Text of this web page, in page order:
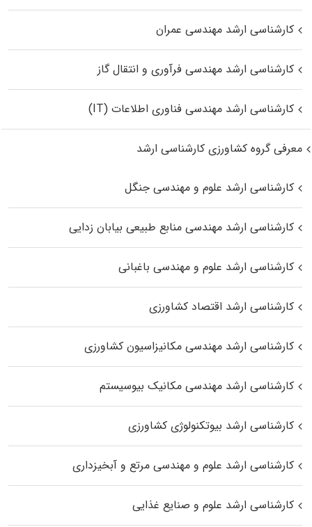
کارشناسی ارشد مهندسی عمران
کارشناسی ارشد مهندسی فرآوری و انتقال گاز
کارشناسی ارشد مهندسی فناوری اطلاعات (IT)
معرفی گروه کشاورزی کارشناسی ارشد
کارشناسی ارشد علوم و مهندسی جنگل
کارشناسی ارشد مهندسی منابع طبیعی بیابان زدایی
کارشناسی ارشد علوم و مهندسی باغبانی
کارشناسی ارشد اقتصاد کشاورزی
کارشناسی ارشد مهندسی مکانیزاسیون کشاورزی
کارشناسی ارشد مهندسی مکانیک بیوسیستم
کارشناسی ارشد بیوتکنولوژی کشاورزی
کارشناسی ارشد علوم و مهندسی مرتع و آبخیزداری
کارشناسی ارشد علوم و صنایع غذایی